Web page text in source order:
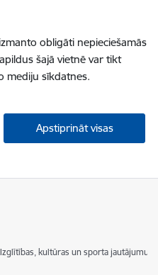
obligāti nepieciešamās
šajā vietnē var tikt
mediju sīkdatnes.
Apstiprināt visas
kultūras un sporta jautājumu